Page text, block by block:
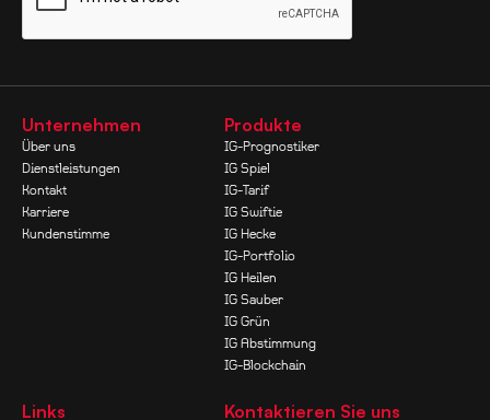
Unternehmen
Über uns
Dienstleistungen
Kontakt
Karriere
Kundenstimme
Produkte
IG-Prognostiker
IG Spiel
IG-Tarif
IG Swiftie
IG Hecke
IG-Portfolio
IG Heilen
IG Sauber
IG Grün
IG Abstimmung
IG-Blockchain
Links Kontaktieren Sie uns